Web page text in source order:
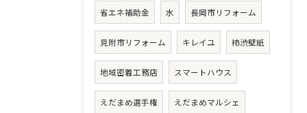
省エネ補助金 水 長岡市リフォーム
見附市リフォーム キレイユ 柿渋壁紙
地域密着工務店 スマートハウス
えだまめ選手権 えだまめマルシェ